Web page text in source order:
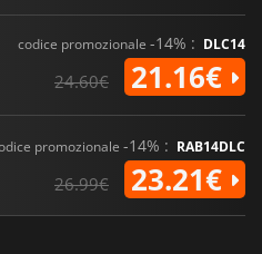
codice promozionale -14% : DLC14
24.60€ 21.16€
promozionale -14% : RAB14DLC
26.99€ 23.21€